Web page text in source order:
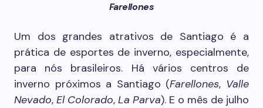
Farellones
Um dos grandes atrativos de Santiago é a
prática de esportes de inverno, especialmente,
para nós brasileiros. Há vários centros de
inverno próximos a Santiago (Farellones, Valle
Nevado, El Colorado, La Parva). E o mês de julho